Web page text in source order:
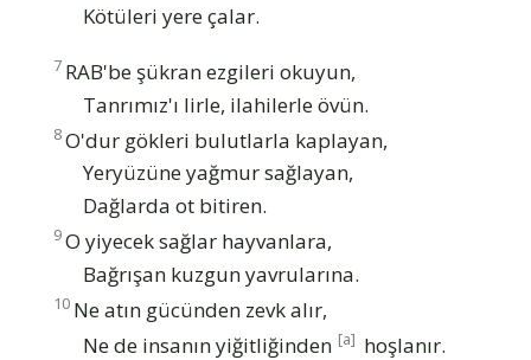
Kötüleri yere çalar.
7 RAB'be şükran ezgileri okuyun,
Tanrımız'ı lirle, ilahilerle övün.
8O'dur gökleri bulutlarla kaplayan,
Yeryüzüne yağmur sağlayan,
Dağlarda ot bitiren.
9O yiyecek sağlar hayvanlara,
Bağrışan kuzgun yavrularına.
10 Ne atın gücünden zevk alır,
Ne de insanın yiğitliğinden [a] hoşlanır.